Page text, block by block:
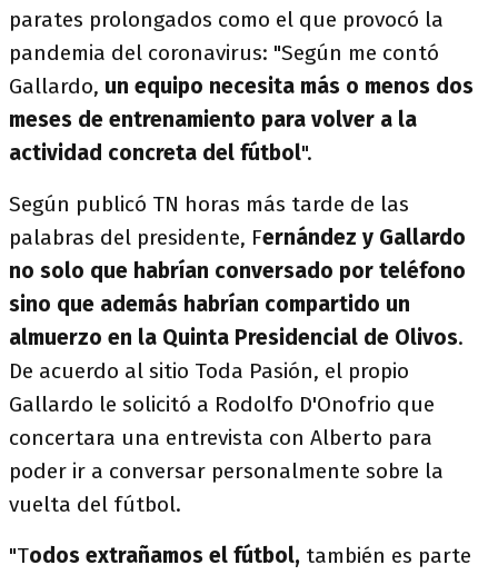
parates prolongados como el que provocó la
pandemia del coronavirus: "Según me contó
Gallardo, un equipo necesita más o menos dos
meses de entrenamiento para volver a la
actividad concreta del fútbol".
Según publicó TN horas más tarde de las
palabras del presidente, Fernández y Gallardo
no solo que habrían conversado por teléfono
sino que además habrían compartido un
almuerzo en la Quinta Presidencial de Olivos.
De acuerdo al sitio Toda Pasión, el propio
Gallardo le solicitó a Rodolfo D'Onofrio que
concertara una entrevista con Alberto para
poder ir a conversar personalmente sobre la
vuelta del fútbol.
"Todos extrañamos el fútbol, también es parte